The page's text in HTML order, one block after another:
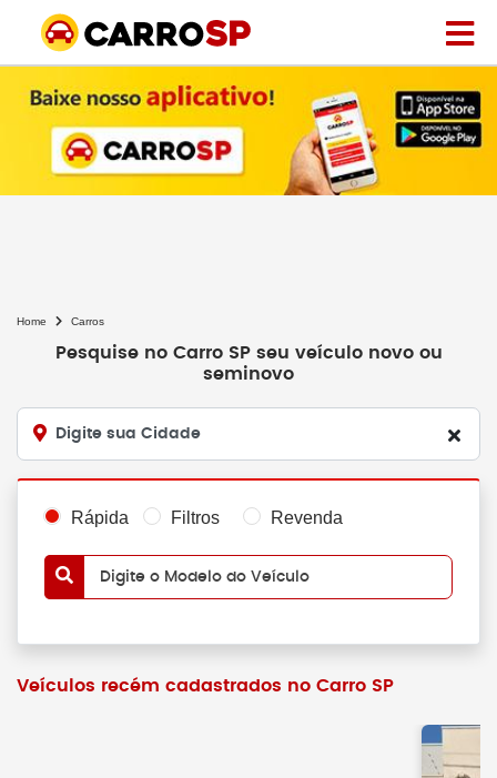
Home Carros
Pesquise no Carro SP seu veículo novo ou
seminovo
Digite sua Cidade
Rápida Filtros Revenda
Digite o Modelo do Veículo
Veículos recém cadastrados no Carro SP